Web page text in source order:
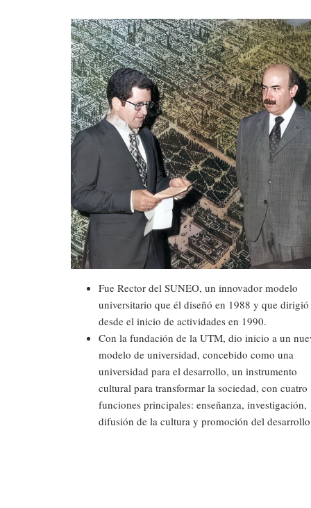
Fue Rector del SUNEO, un innovador modelo
universitario que él diseñó en 1988 y que dirigió
desde el inicio de actividades en 1990.
Con la fundación de la UTM, dio inicio a un
modelo de universidad, concebido como una
universidad para el desarrollo, un instrumento
cultural para transformar la sociedad, con cuatro
funciones principales: enseñanza, investigación,
difusión de la cultura y promoción del